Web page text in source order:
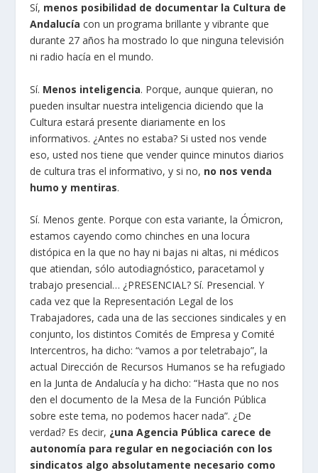
Sí, menos posibilidad de documentar la Cultura de
Andalucía con un programa brillante y vibrante que
durante 27 años ha mostrado lo que ninguna televisión
ni radio hacía en el mundo.
Sí. Menos inteligencia. Porque, aunque quieran, no
pueden insultar nuestra inteligencia diciendo que la
Cultura estará presente diariamente en los
informativos. ¿Antes no estaba? Si usted nos vende
eso, usted nos tiene que vender quince minutos diarios
de cultura tras el informativo, y si no, no nos venda
humo y mentiras.
Sí. Menos gente. Porque con esta variante, la Ómicron,
estamos cayendo como chinches en una locura
distópica en la que no hay ni bajas ni altas, ni médicos
que atiendan, sólo autodiagnóstico, paracetamol y
trabajo presencial… ¿PRESENCIAL? Sí. Presencial. Y
cada vez que la Representación Legal de los
Trabajadores, cada una de las secciones sindicales y en
conjunto, los distintos Comités de Empresa y Comité
Intercentros, ha dicho: “vamos a por teletrabajo”, la
actual Dirección de Recursos Humanos se ha refugiado
en la Junta de Andalucía y ha dicho: “Hasta que no nos
den el documento de la Mesa de la Función Pública
sobre este tema, no podemos hacer nada”. ¿De
verdad? Es decir, ¿una Agencia Pública carece de
autonomía para regular en negociación con los
sindicatos algo absolutamente necesario como